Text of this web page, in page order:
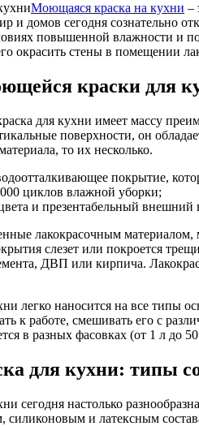
Моющаяся краска на кухни –
и домов сегодня сознательно
повышенной влажности и
окрасить стены в помещении
краски для
для кухни имеет массу
поверхности, он
то их несколько.
покрытие,
циклов влажной уборки;
и презентабельный
лакокрасочным материалом,
слезет или покроется
ДВП или кирпича.
легко наносится на все типы
к работе, смешивать его с
в разных фасовках (от 1 л до
для кухни: типы
сегодня настолько
силиконовым и латексным